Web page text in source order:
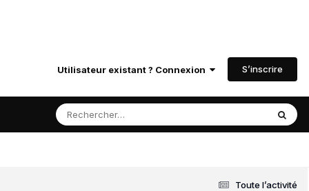
Utilisateur existant ? Connexion S’inscrire
Toute l’activité